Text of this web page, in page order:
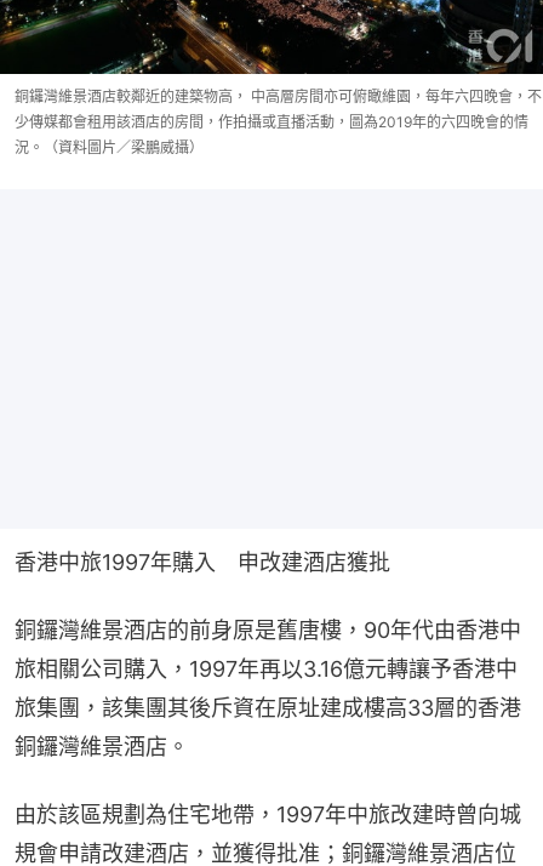
銅鑼灣維景酒店較鄰近的建築物高， 中高層房間亦可俯瞰維園，每年六四晚會，不
少傳媒都會租用該酒店的房間，作拍攝或直播活動，圖為2019年的六四晚會的情
況。（資料圖片／梁鵬威攝）
香港中旅1997年購入　申改建酒店獲批
銅鑼灣維景酒店的前身原是舊唐樓，90年代由香港中
旅相關公司購入，1997年再以3.16億元轉讓予香港中
旅集團，該集團其後斥資在原址建成樓高33層的香港
銅鑼灣維景酒店。
由於該區規劃為住宅地帶，1997年中旅改建時曾向城
規會申請改建酒店，並獲得批准；銅鑼灣維景酒店位